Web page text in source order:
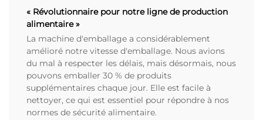
« Révolutionnaire pour notre ligne de production
alimentaire »
La machine d'emballage a considérablement
amélioré notre vitesse d'emballage. Nous avions
du mal à respecter les délais, mais désormais, nous
pouvons emballer 30 % de produits
supplémentaires chaque jour. Elle est facile à
nettoyer, ce qui est essentiel pour répondre à nos
normes de sécurité alimentaire.